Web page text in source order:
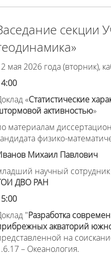
секции
мая 2026 года (вторник),
«Статистические
активностью»
материалам
физико-
Михаил Павлович
научный
ДВО РАН
"Разработка
акваторий
на
– Океанология.